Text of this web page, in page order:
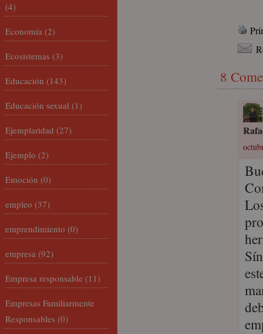
8
(4)
Economía (2)
Ecosistemas (3)
Educación (143)
Educación sexual (1)
Ejemplaridad (27)
Ejemplo (2)
Emoción (0)
empleo (37)
emprendimiento (0)
empresa (92)
Empresa responsable (11)
Empresas Familiarmente
Responsables (0)